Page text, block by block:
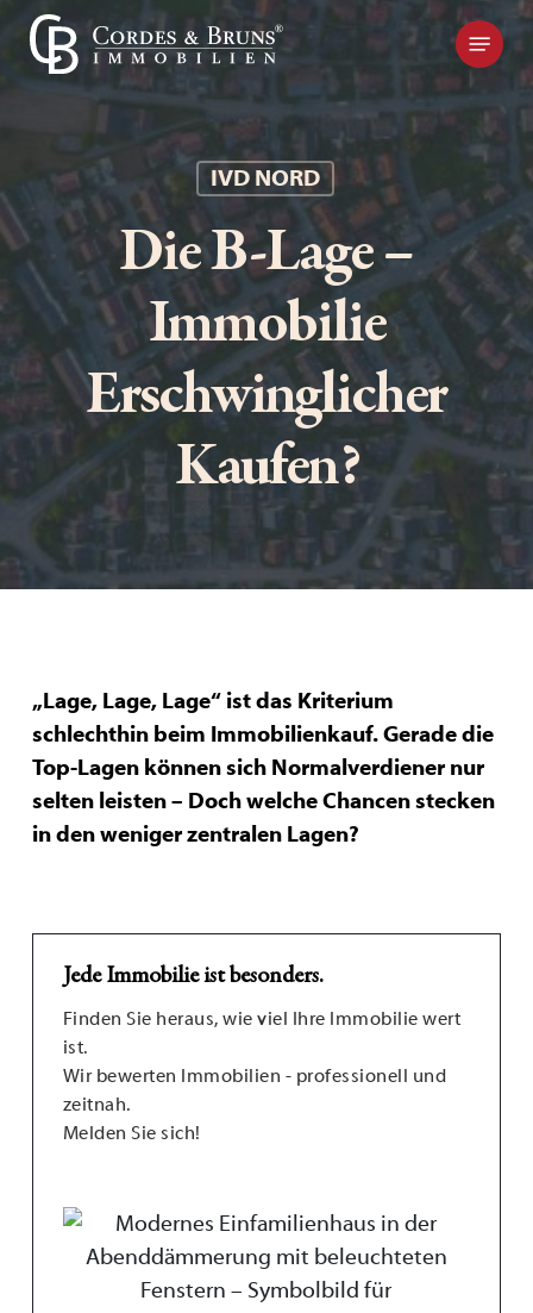
Skip
main
Kontakt
IVD NORD
Die B-Lage –
Immobilie
Erschwinglicher
Kaufen?
„Lage, Lage, Lage“ ist das Kriterium
schlechthin beim Immobilienkauf. Gerade die
Top-Lagen können sich Normalverdiener nur
selten leisten – Doch welche Chancen stecken
in den weniger zentralen Lagen?
Jede Immobilie ist besonders.
Finden Sie heraus, wie viel Ihre Immobilie wert
ist.
Wir bewerten Immobilien - professionell und
zeitnah.
Melden Sie sich!